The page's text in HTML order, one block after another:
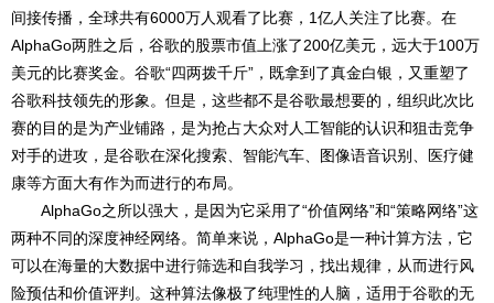
间接传播，全球共有6000万人观看了比赛，1亿人关注了比赛。在
AlphaGo两胜之后，谷歌的股票市值上涨了200亿美元，远大于100万
美元的比赛奖金。谷歌“四两拨千斤”，既拿到了真金白银，又重塑了
谷歌科技领先的形象。但是，这些都不是谷歌最想要的，组织此次比
赛的目的是为产业铺路，是为抢占大众对人工智能的认识和狙击竞争
对手的进攻，是谷歌在深化搜索、智能汽车、图像语音识别、医疗健
康等方面大有作为而进行的布局。
AlphaGo之所以强大，是因为它采用了“价值网络”和“策略网络”这
两种不同的深度神经网络。简单来说，AlphaGo是一种计算方法，它
可以在海量的大数据中进行筛选和自我学习，找出规律，从而进行风
险预估和价值评判。这种算法像极了纯理性的人脑，适用于谷歌的无